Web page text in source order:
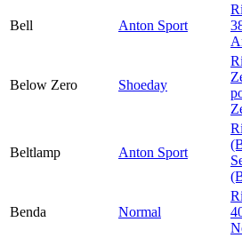
Bell Anton Sport
Below Zero Shoeday
Beltlamp Anton Sport
Benda Normal